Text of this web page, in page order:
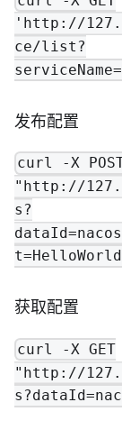
'http://
ce/list?
发布配置
curl -X
"http://
s?
获取配置
curl -X GET
"http://